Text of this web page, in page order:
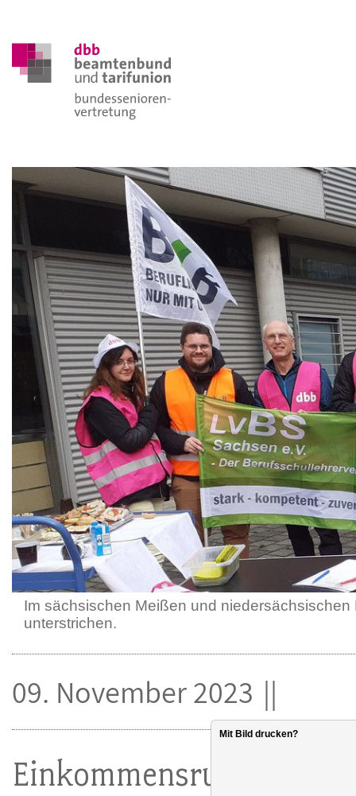
Im sächsischen Meißen und
unterstrichen.
Einkommensrunde 2023
09. November 2023
Mit Bild drucken?